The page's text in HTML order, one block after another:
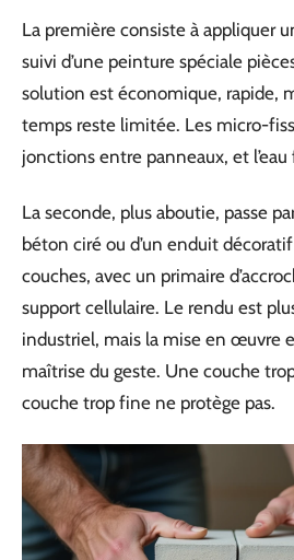
La première consiste à appliquer
suivi d’une peinture spéciale
solution est économique, rapide,
temps reste limitée. Les micro-
jonctions entre panneaux, et
La seconde, plus aboutie, passe
béton ciré ou d’un enduit
couches, avec un primaire
support cellulaire. Le rendu est
industriel, mais la mise en œuvre
maîtrise du geste. Une couche
couche trop fine ne protège pas.